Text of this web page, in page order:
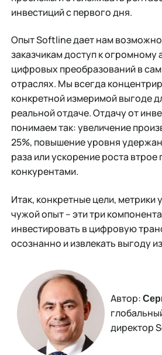
инвестиций с первого дня.
Опыт Softline дает нам
заказчикам доступ к огромному
цифровых преобразований в
отраслях. Мы всегда
конкретной измеримой выгоде
реальной отдаче. Отдачу от
понимаем так: увеличение
25%, повышение уровня
раза или ускорение роста
конкурентами.
Итак, конкретные цели, метрики
чужой опыт – эти три
инвестировать в цифровую
осознанно и извлекать выгоду
Автор:
директор